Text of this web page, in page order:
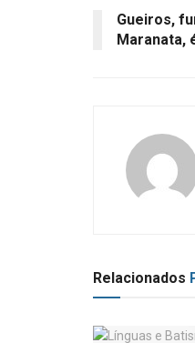
Gueiros,
Maranata,
Relacionados